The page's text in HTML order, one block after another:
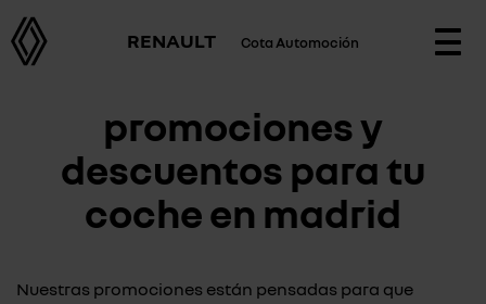
RENAULT Cota Automoción
promociones y
descuentos para tu
coche en madrid
Nuestras promociones están pensadas para que